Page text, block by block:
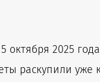
октября 2025
раскупили уже